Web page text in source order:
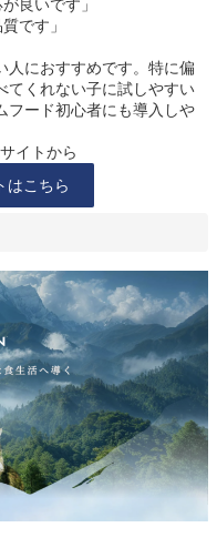
良いです」
です」
人におすすめです。特に偏
てくれない子に試しやすい
フード初心者にも導入しや
イトから
はこちら